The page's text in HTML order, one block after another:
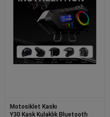
Motosiklet Kaskı
Y30 Kask Kulaklık Bluetooth